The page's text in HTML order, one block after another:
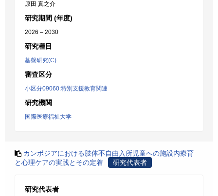
原田 真之介
研究期間 (年度)
2026 – 2030
研究種目
基盤研究(C)
審査区分
小区分09060:特別支援教育関連
研究機関
国際医療福祉大学
カンボジアにおける肢体不自由入所児童への施設内療育
と心理ケアの実践とその定着
研究代表者
研究代表者